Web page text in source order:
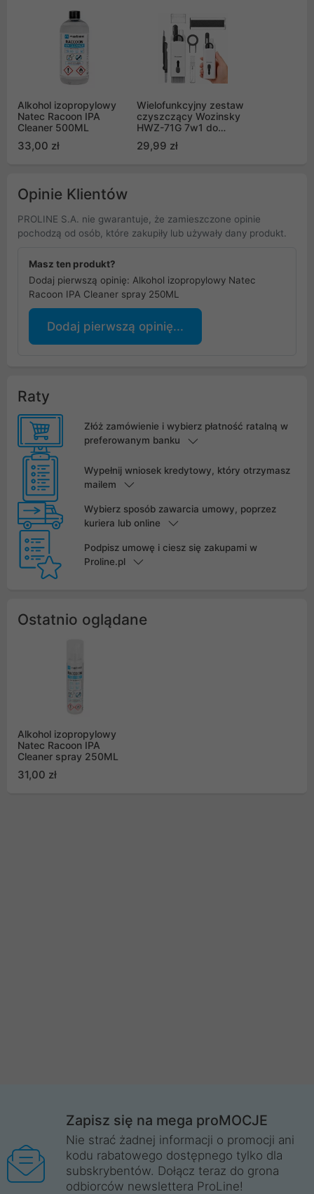
Alkohol izopropylowy
Natec Racoon IPA
Cleaner 500ML
33,00 zł
Wielofunkcyjny zestaw
czyszczący Wozinsky
HWZ-71G 7w1 do
29,99 zł
Opinie Klientów
PROLINE S.A. nie gwarantuje, że zamieszczone opinie
pochodzą od osób, które zakupiły lub używały dany produkt.
Masz ten produkt?
Dodaj pierwszą opinię: Alkohol izopropylowy Natec
Racoon IPA Cleaner spray 250ML
Dodaj pierwszą opinię...
Raty
Złóż zamówienie i wybierz płatność ratalną w
preferowanym banku
Wypełnij wniosek kredytowy, który otrzymasz
mailem
Wybierz sposób zawarcia umowy, poprzez
kuriera lub online
Podpisz umowę i ciesz się zakupami w
Proline.pl
Ostatnio oglądane
Alkohol izopropylowy
Natec Racoon IPA
Cleaner spray 250ML
31,00 zł
Zapisz się na mega proMOCJE
Nie strać żadnej informacji o promocji ani
kodu rabatowego dostępnego tylko dla
subskrybentów. Dołącz teraz do grona
odbiorców newslettera ProLine!